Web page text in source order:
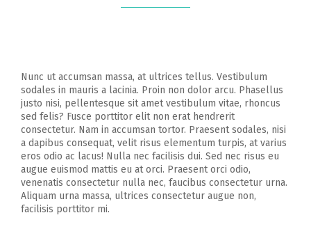
Nunc ut accumsan massa, at ultrices tellus. Vestibulum
sodales in mauris a lacinia. Proin non dolor arcu. Phasellus
justo nisi, pellentesque sit amet vestibulum vitae, rhoncus
sed felis? Fusce porttitor elit non erat hendrerit
consectetur. Nam in accumsan tortor. Praesent sodales, nisi
a dapibus consequat, velit risus elementum turpis, at varius
eros odio ac lacus! Nulla nec facilisis dui. Sed nec risus eu
augue euismod mattis eu at orci. Praesent orci odio,
venenatis consectetur nulla nec, faucibus consectetur urna.
Aliquam urna massa, ultrices consectetur augue non,
facilisis porttitor mi.